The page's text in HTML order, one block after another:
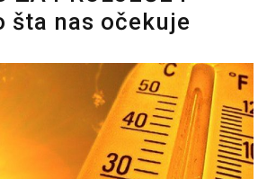
šta nas očekuje